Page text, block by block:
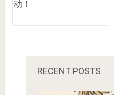
动！
RECENT POSTS